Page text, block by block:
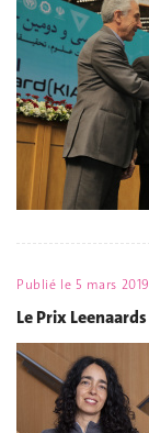
Publié le 5 mars 2019
Le Prix